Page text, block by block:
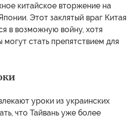
китайское вторжение на
Этот заклятый враг Китая
в возможную войну, хотя
стать препятствием для
уроки из украинских
что Тайвань уже более